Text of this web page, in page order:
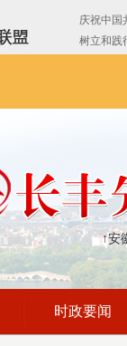
↑安
时政要闻